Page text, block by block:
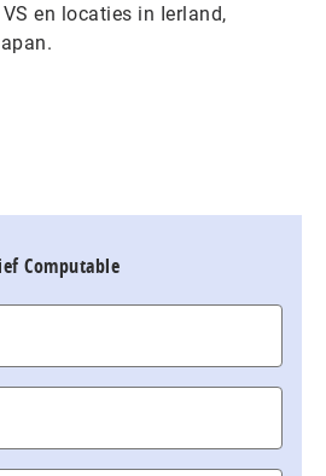
en locaties in Ierland,
Computable